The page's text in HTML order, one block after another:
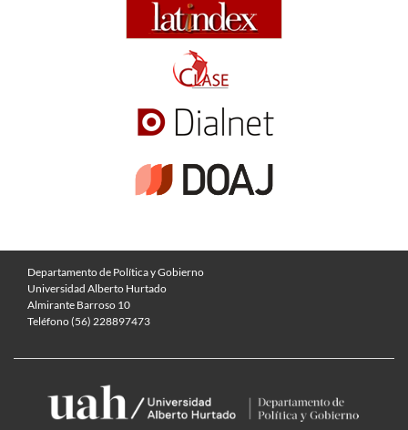
Departamento de Política y Gobierno
Universidad Alberto Hurtado
Almirante Barroso 10
Teléfono (56) 228897473